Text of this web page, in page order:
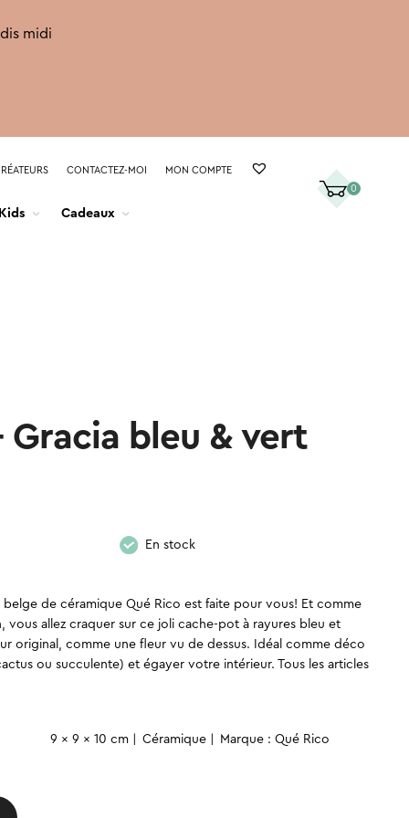
midi
CONTACTEZ-MOI MON COMPTE
Kids Cadeaux
0
Gracia bleu & vert
En stock
belge de céramique Qué Rico est faite pour vous! Et comme
vous allez craquer sur ce joli cache-pot à rayures bleu et
original, comme une fleur vu de dessus. Idéal comme déco
ou succulente) et égayer votre intérieur. Tous les articles
quantité
pot
9 x 9 x 10 cm Céramique Marque : Qué Rico